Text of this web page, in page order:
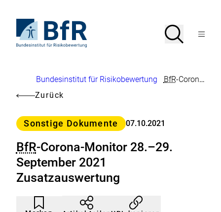
Seiteninhalt
springenStartseite
von
Suche
SucheMenü
Brotkrumennavigation
Bundesinstitut für Risikobewertung BfR-Corona-Monitor 28.–29. September 2021 Zusatzauswertung
Zurück
Kategorie
Sonstige Dokumente 07.10.2021
BfR-Corona-Monitor 28.–29.
September 2021
Zusatzauswertung
Artikel
nicht
Durch
Klicken